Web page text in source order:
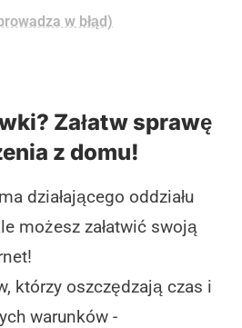
w błąd)
Załatw sprawę
z domu!
działającego oddziału
możesz załatwić swoją
którzy oszczędzają czas i
warunków -